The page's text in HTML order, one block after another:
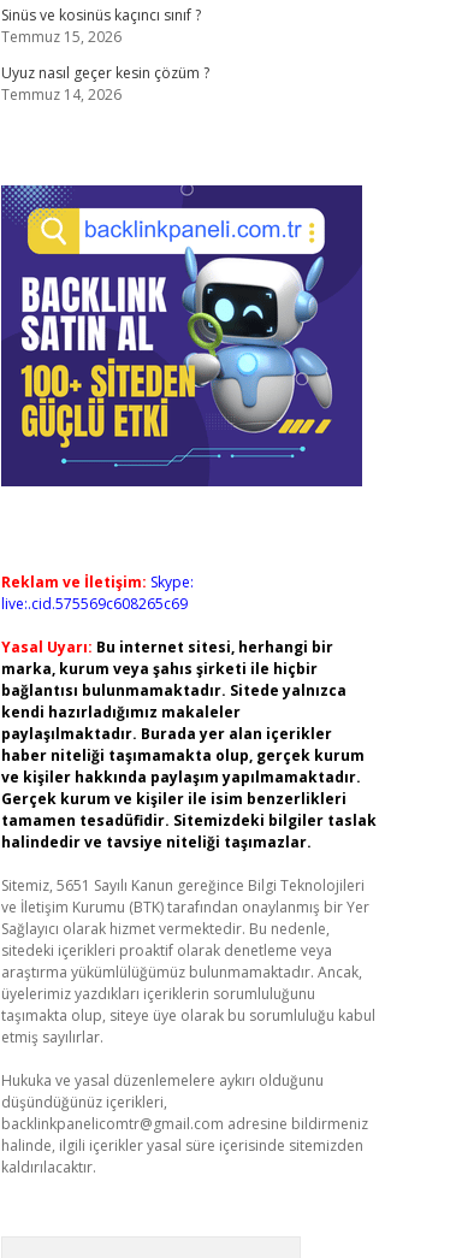
Sinüs ve kosinüs kaçıncı sınıf ?
Temmuz 15, 2026
Uyuz nasıl geçer kesin çözüm ?
Temmuz 14, 2026
Reklam ve İletişim: Skype:
live:.cid.575569c608265c69
Yasal Uyarı: Bu internet sitesi, herhangi bir
marka, kurum veya şahıs şirketi ile hiçbir
bağlantısı bulunmamaktadır. Sitede yalnızca
kendi hazırladığımız makaleler
paylaşılmaktadır. Burada yer alan içerikler
haber niteliği taşımamakta olup, gerçek kurum
ve kişiler hakkında paylaşım yapılmamaktadır.
Gerçek kurum ve kişiler ile isim benzerlikleri
tamamen tesadüfidir. Sitemizdeki bilgiler taslak
halindedir ve tavsiye niteliği taşımazlar.
Sitemiz, 5651 Sayılı Kanun gereğince Bilgi Teknolojileri
ve İletişim Kurumu (BTK) tarafından onaylanmış bir Yer
Sağlayıcı olarak hizmet vermektedir. Bu nedenle,
sitedeki içerikleri proaktif olarak denetleme veya
araştırma yükümlülüğümüz bulunmamaktadır. Ancak,
üyelerimiz yazdıkları içeriklerin sorumluluğunu
taşımakta olup, siteye üye olarak bu sorumluluğu kabul
etmiş sayılırlar.
Hukuka ve yasal düzenlemelere aykırı olduğunu
düşündüğünüz içerikleri,
backlinkpanelicomtr@gmail.com adresine bildirmeniz
halinde, ilgili içerikler yasal süre içerisinde sitemizden
kaldırılacaktır.